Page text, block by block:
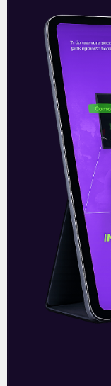
R$ 12
Duas
(JBSS3) e
pelos
Leia mais
25/11/2021